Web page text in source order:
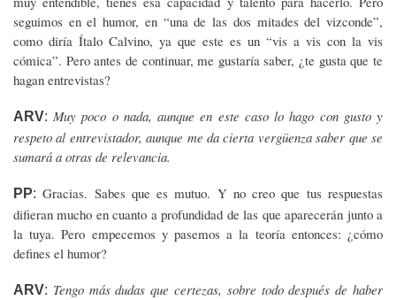
seguimos en el humor, en “una de las dos mitades del vizconde”,
como diría Ítalo Calvino, ya que este es un “vis a vis con la vis
cómica”. Pero antes de continuar, me gustaría saber, ¿te gusta que te
hagan entrevistas?
ARV: Muy poco o nada, aunque en este caso lo hago con gusto y
respeto al entrevistador, aunque me da cierta vergüenza saber que se
sumará a otras de relevancia.
PP:Gracias. Sabes que es mutuo. Y no creo que tus respuestas
difieran mucho en cuanto a profundidad de las que aparecerán junto a
la tuya. Pero empecemos y pasemos a la teoría entonces: ¿cómo
defines el humor?
ARV: Tengo más dudas que certezas, sobre todo después de haber